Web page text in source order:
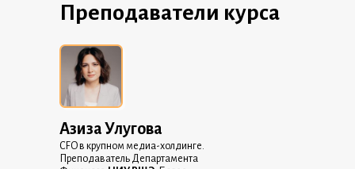
Азиза Улугова
Преподаватели курса
CFO в крупном медиа-холдинге.
Преподаватель Департамента